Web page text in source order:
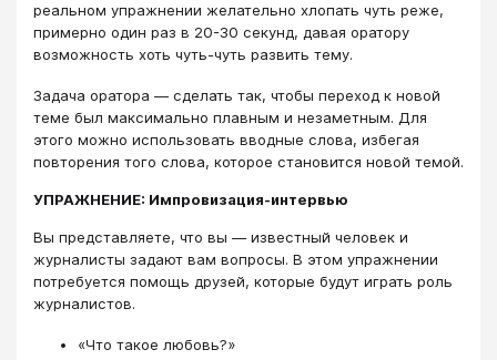
реальном упражнении желательно хлопать чуть реже,
примерно один раз в 20-30 секунд, давая оратору
возможность хоть чуть-чуть развить тему.
Задача оратора — сделать так, чтобы переход к новой
теме был максимально плавным и незаметным. Для
этого можно использовать вводные слова, избегая
повторения того слова, которое становится новой темой.
УПРАЖНЕНИЕ: Импровизация-интервью
Вы представляете, что вы — известный человек и
журналисты задают вам вопросы. В этом упражнении
потребуется помощь друзей, которые будут играть роль
журналистов.
«Что такое любовь?»